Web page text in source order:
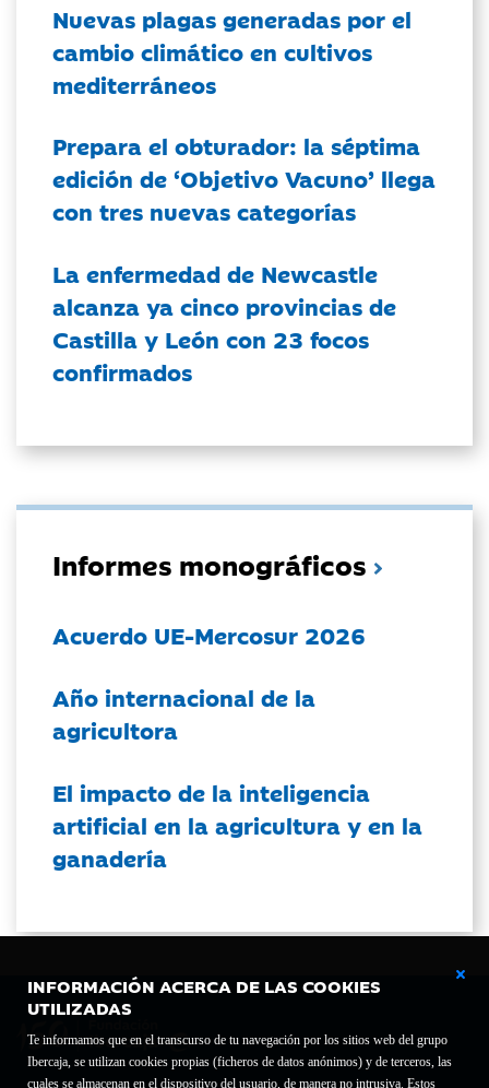
INFORMACIÓN ACERCA DE LAS COOKIES
UTILIZADAS
Te informamos que en el transcurso de tu navegación por los sitios web del grupo
Ibercaja, se utilizan cookies propias (ficheros de datos anónimos) y de terceros, las
cuales se almacenan en el dispositivo del usuario, de manera no intrusiva. Estos
Nuevas plagas generadas por el
cambio climático en cultivos
mediterráneos
Prepara el obturador: la séptima
edición de ‘Objetivo Vacuno’ llega
con tres nuevas categorías
La enfermedad de Newcastle
alcanza ya cinco provincias de
Castilla y León con 23 focos
confirmados
Informes monográficos
Acuerdo UE-Mercosur 2026
Año internacional de la
agricultora
El impacto de la inteligencia
artificial en la agricultura y en la
ganadería